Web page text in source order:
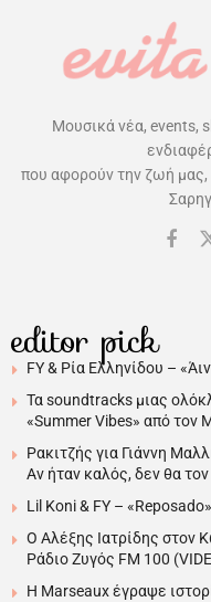
Μουσικά νέα, events,
που αφορούν την ζωή μας,
editor pick
FY & Ρία Ελληνίδου –
Τα soundtracks μιας
«Summer Vibes» από τον
Ρακιτζής για Γιάννη
Αν ήταν καλός, δεν θα
Lil Koni & FY – «Reposado»
Ο Αλέξης Ιατρίδης στον
Ράδιο Ζυγός FM 100
H Marseaux έγραψε